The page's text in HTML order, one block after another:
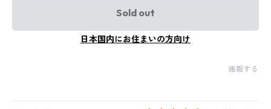
Sold out
日本国内にお住まいの方向け
通報する